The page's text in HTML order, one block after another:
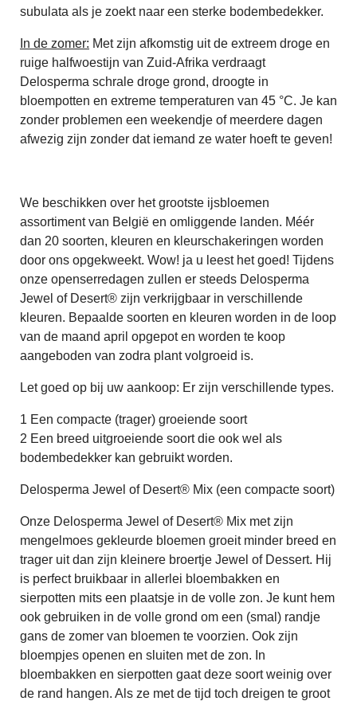
subulata als je zoekt naar een sterke bodembedekker.
In de zomer: Met zijn afkomstig uit de extreem droge en
ruige halfwoestijn van Zuid-Afrika verdraagt
Delosperma schrale droge grond, droogte in
bloempotten en extreme temperaturen van 45 °C. Je kan
zonder problemen een weekendje of meerdere dagen
afwezig zijn zonder dat iemand ze water hoeft te geven!
We beschikken over het grootste ijsbloemen
assortiment van België en omliggende landen. Méér
dan 20 soorten, kleuren en kleurschakeringen worden
door ons opgekweekt. Wow! ja u leest het goed! Tijdens
onze openserredagen zullen er steeds Delosperma
Jewel of Desert® zijn verkrijgbaar in verschillende
kleuren. Bepaalde soorten en kleuren worden in de loop
van de maand april opgepot en worden te koop
aangeboden van zodra plant volgroeid is.
Let goed op bij uw aankoop: Er zijn verschillende types.
1 Een compacte (trager) groeiende soort
2 Een breed uitgroeiende soort die ook wel als
bodembedekker kan gebruikt worden.
Delosperma Jewel of Desert® Mix (een compacte soort)
Onze Delosperma Jewel of Desert® Mix met zijn
mengelmoes gekleurde bloemen groeit minder breed en
trager uit dan zijn kleinere broertje Jewel of Dessert. Hij
is perfect bruikbaar in allerlei bloembakken en
sierpotten mits een plaatsje in de volle zon. Je kunt hem
ook gebruiken in de volle grond om een (smal) randje
gans de zomer van bloemen te voorzien. Ook zijn
bloempjes openen en sluiten met de zon. In
bloembakken en sierpotten gaat deze soort weinig over
de rand hangen. Als ze met de tijd toch dreigen te groot